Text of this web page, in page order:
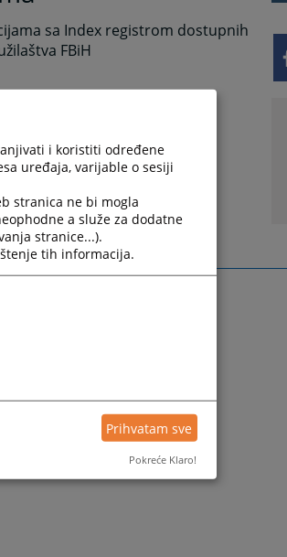
sa Index registrom dostupnih
FBiH
i koristiti određene
uređaja, varijable o sesiji
stranica ne bi mogla
a služe za dodatne
stranice...).
tih informacija.
Prihvatam sve
Pokreće Klaro!